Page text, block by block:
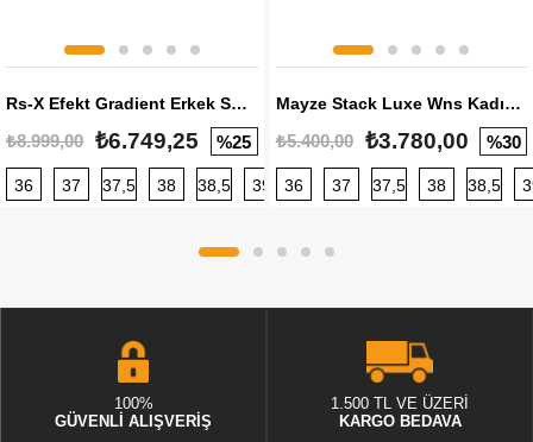
Rs-X Efekt Gradient Erkek Sneaker
₺8.999,00 ₺6.749,25 %25
36 37 37,5 38 38,5 39 40 40,5 41 42 42,5
Mayze Stack Luxe Wns Kadın Sneaker
₺5.400,00 ₺3.780,00 %30
36 37 37,5 38 38,5
100%
GÜVENLİ ALIŞVERİŞ
1.500 TL VE ÜZERİ
KARGO BEDAVA